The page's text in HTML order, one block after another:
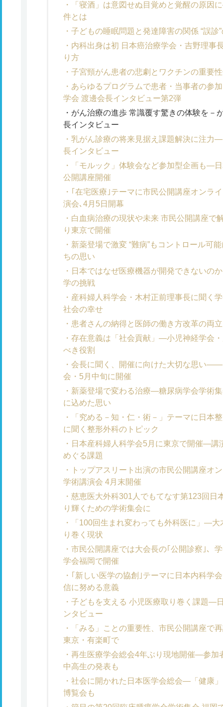
「寝酒」は意図せぬ目覚めと覚醒の原因
件とは
子どもの睡眠問題と発達障害の関係 “誤診
内科出身は初 日本癌治療学会・吉野理
り方
子宮頸がん患者の悲劇とワクチンの重要
あらゆるプログラムで患者・当事者の参
学会 渡邊会長インタビュー第2弾
がん治療の進歩 常識覆す驚きの体験を－
長インタビュー
乳がん診療の将来見据え課題解決に注
長インタビュー
「モルック」体験会など参加型企画も―
公開講座開催
｢在宅医療｣テーマに市民公開講座オンラ
演会､4月5日開幕
白血病治療の現状や未来 市民公開講座
り東京で開催
新薬登場で激変 “難病”もコントロール可
ちの思い
日本ではなぜ医療機器が開発できないの
学の挑戦
産科婦人科学会・木村正前理事長に聞く
社会の幸せ
患者さんの納得と医師の働き方改革の両
存在意義は「社会貢献」―小児神経学会
べき役割
会長に聞く、開催に向けた大切な思い
会・5月中旬に開催
新薬登場で変わる治療―糖尿病学会学術
に込めた思い
「究める－知・仁・術－」テーマに日本
に聞く整形外科のトピック
日本産科婦人科学会5月に東京で開催―講
めぐる課題
トップアスリート出演の市民公開講座オ
学術講演会 4月末開催
慈恵医大外科301人でもてなす第123回
り輝くための学術集会に
「100回生まれ変わっても外科医に」―
り巻く現状
市民公開講座では大会長の｢公開診察｣、
学会福岡で開催
｢新しい医学の協創｣テーマに日本内科学
信に努める意義
子どもを支える 小児医療取り巻く課題―
ンタビュー
「みる」ことの重要性、市民公開講座で
東京・有楽町で
再生医療学会総会4年ぶり現地開催―参加
中高生の発表も
社会に開かれた日本医学会総会―「健康
博覧会も